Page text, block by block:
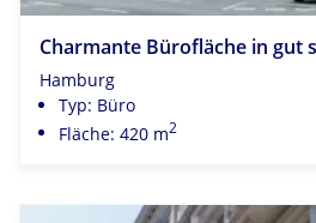
Charmante Bürofläche in gut
Hamburg
Typ: Büro
Fläche: 420 m2